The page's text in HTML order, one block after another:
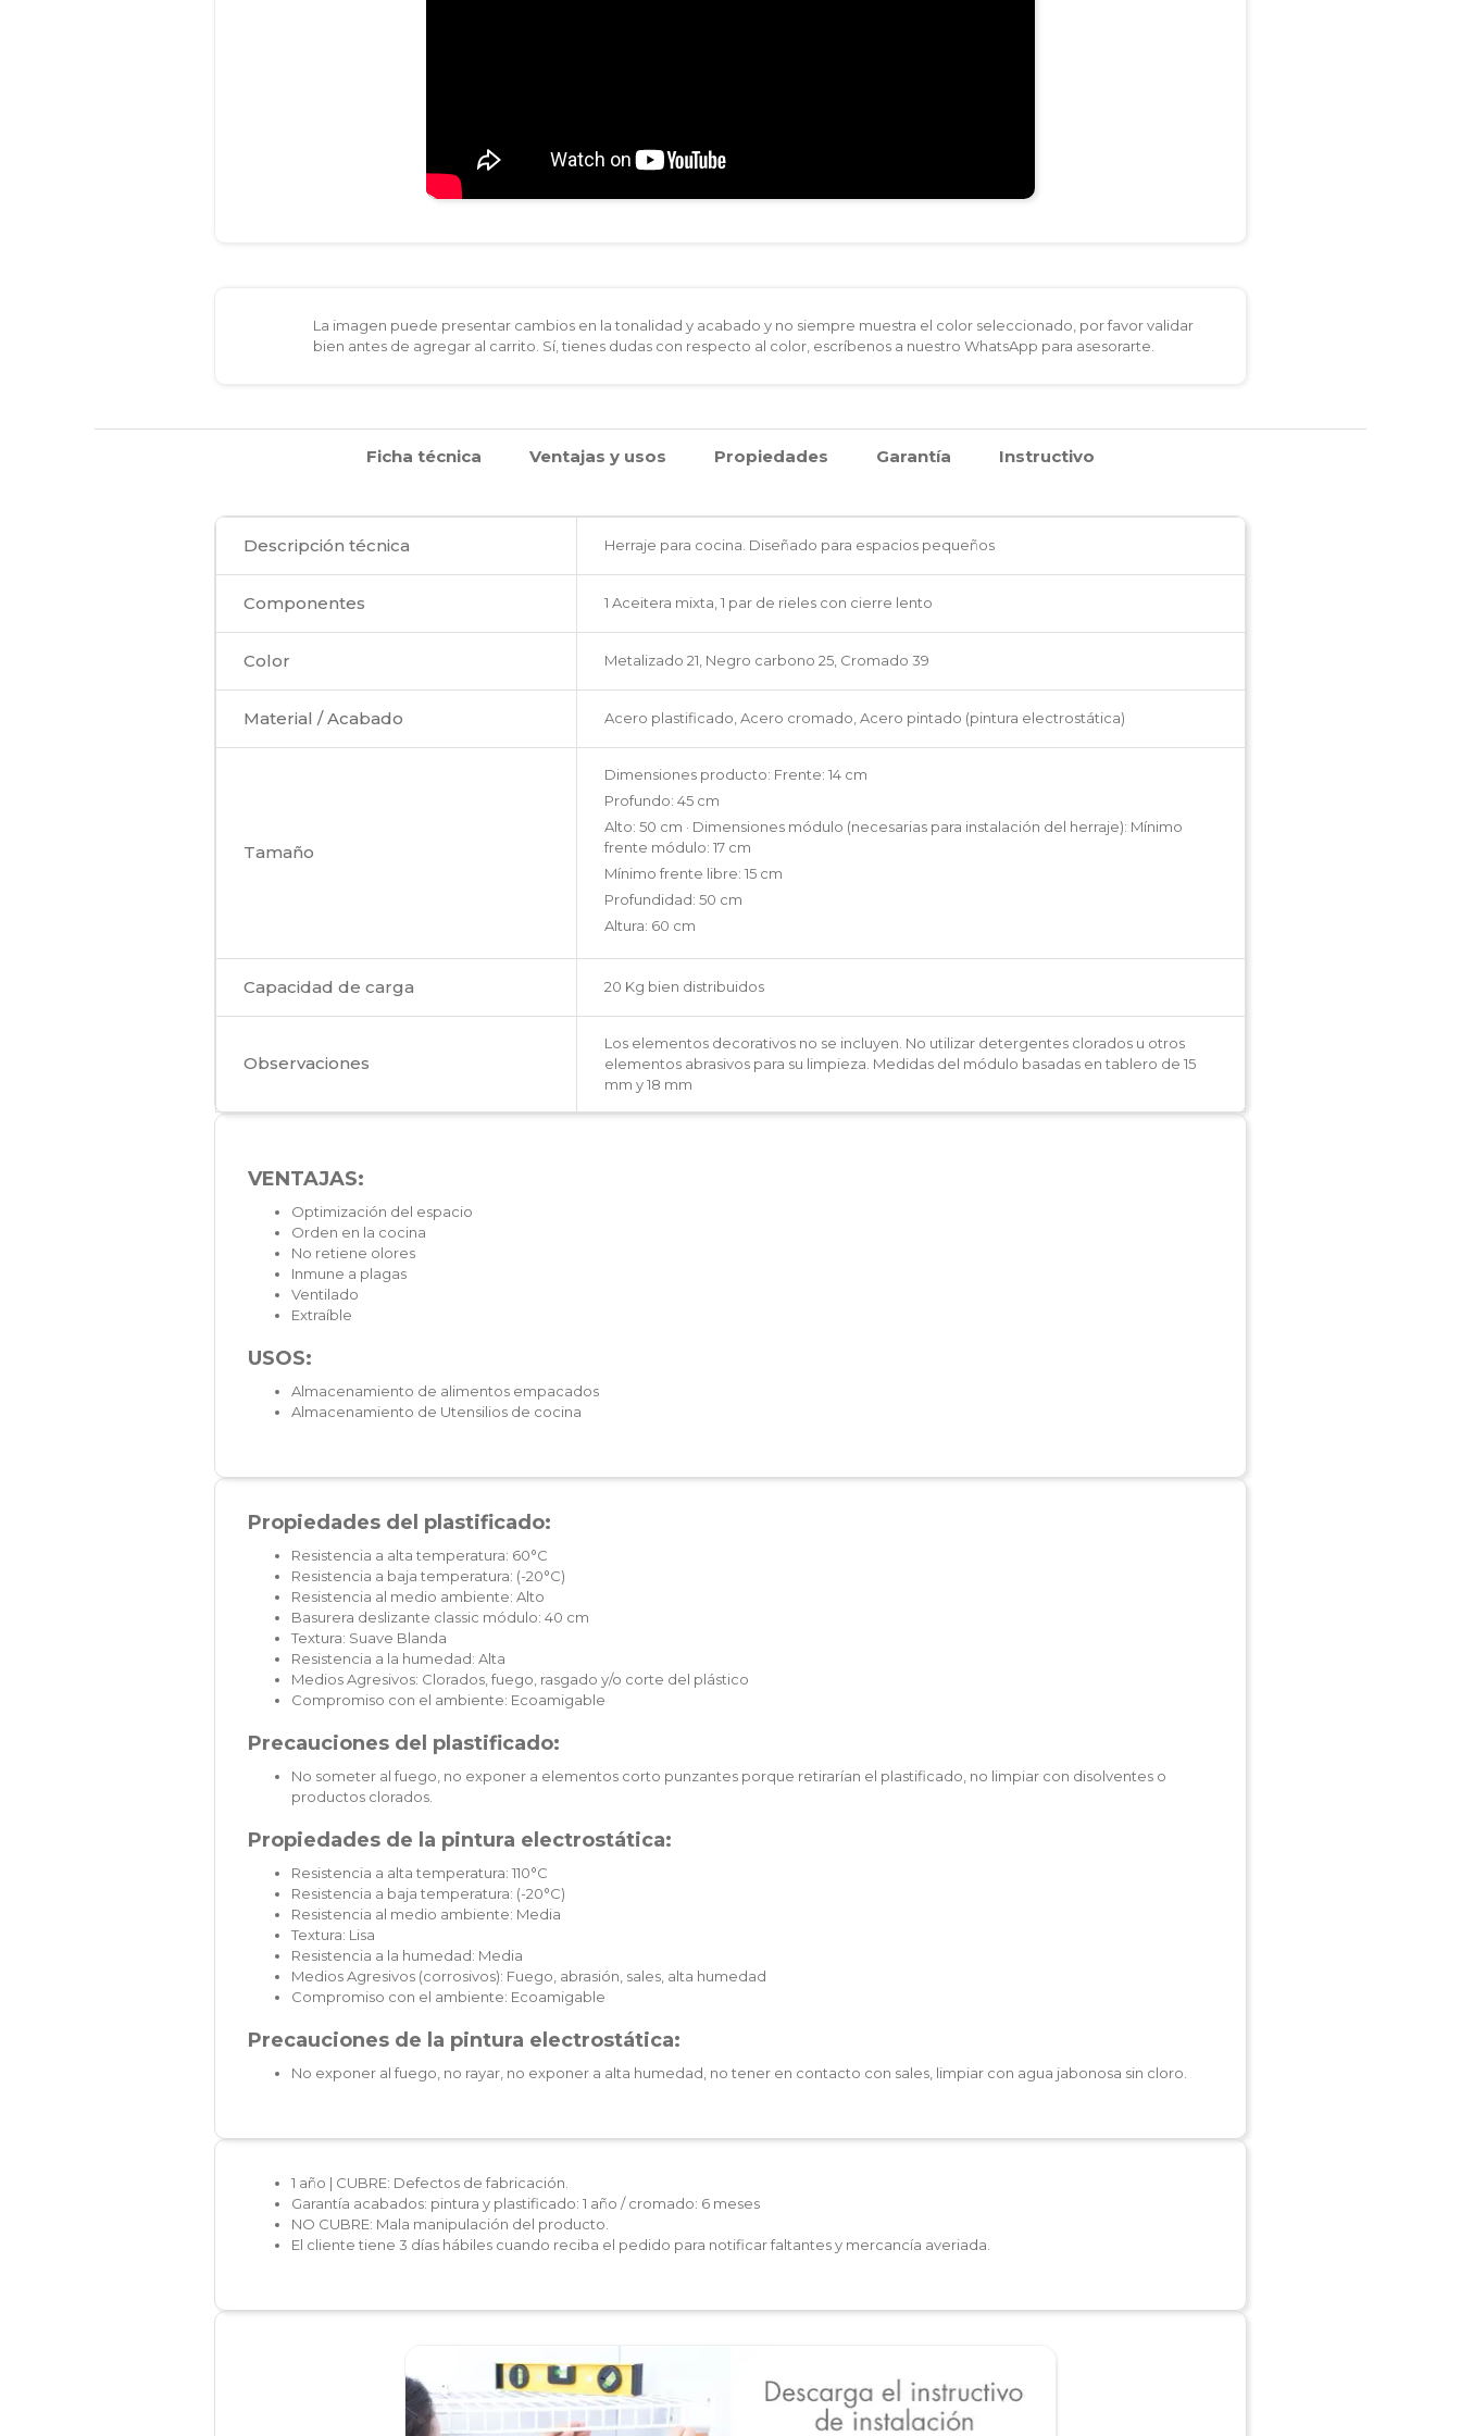
La imagen puede presentar cambios en la tonalidad y acabado y no siempre muestra el color seleccionado, por favor validar
bien antes de agregar al carrito. Sí, tienes dudas con respecto al color, escríbenos a nuestro WhatsApp para asesorarte.
Ficha técnica Ventajas y usos Propiedades Garantía Instructivo
Descripción técnica Herraje para cocina. Diseñado para espacios pequeños
Componentes 1 Aceitera mixta, 1 par de rieles con cierre lento
Color Metalizado 21, Negro carbono 25, Cromado 39
Material / Acabado Acero plastificado, Acero cromado, Acero pintado (pintura electrostática)
Tamaño
Dimensiones producto: Frente: 14 cm
Profundo: 45 cm
Alto: 50 cm · Dimensiones módulo (necesarias para instalación del herraje): Mínimo
frente módulo: 17 cm
Mínimo frente libre: 15 cm
Profundidad: 50 cm
Altura: 60 cm
Capacidad de carga 20 Kg bien distribuidos
Observaciones
Los elementos decorativos no se incluyen. No utilizar detergentes clorados u otros
elementos abrasivos para su limpieza. Medidas del módulo basadas en tablero de 15
mm y 18 mm
VENTAJAS:
Optimización del espacio
Orden en la cocina
No retiene olores
Inmune a plagas
Ventilado
Extraíble
USOS:
Almacenamiento de alimentos empacados
Almacenamiento de Utensilios de cocina
Propiedades del plastificado:
Resistencia a alta temperatura: 60°C
Resistencia a baja temperatura: (-20°C)
Resistencia al medio ambiente: Alto
Basurera deslizante classic módulo: 40 cm
Textura: Suave Blanda
Resistencia a la humedad: Alta
Medios Agresivos: Clorados, fuego, rasgado y/o corte del plástico
Compromiso con el ambiente: Ecoamigable
Precauciones del plastificado:
No someter al fuego, no exponer a elementos corto punzantes porque retirarían el plastificado, no limpiar con disolventes o
productos clorados.
Propiedades de la pintura electrostática:
Resistencia a alta temperatura: 110°C
Resistencia a baja temperatura: (-20°C)
Resistencia al medio ambiente: Media
Textura: Lisa
Resistencia a la humedad: Media
Medios Agresivos (corrosivos): Fuego, abrasión, sales, alta humedad
Compromiso con el ambiente: Ecoamigable
Precauciones de la pintura electrostática:
No exponer al fuego, no rayar, no exponer a alta humedad, no tener en contacto con sales, limpiar con agua jabonosa sin cloro.
1 año | CUBRE: Defectos de fabricación.
Garantía acabados: pintura y plastificado: 1 año / cromado: 6 meses
NO CUBRE: Mala manipulación del producto.
El cliente tiene 3 días hábiles cuando reciba el pedido para notificar faltantes y mercancía averiada.